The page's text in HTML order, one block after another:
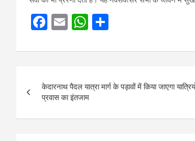
F
ce
o
o
k
E
ail
W
at
A
p
p
ar
navigation
केदारनाथ पैदल यात्रा मार्ग के पड़ावों में किया जाएगा
प्रवास का इंतजाम